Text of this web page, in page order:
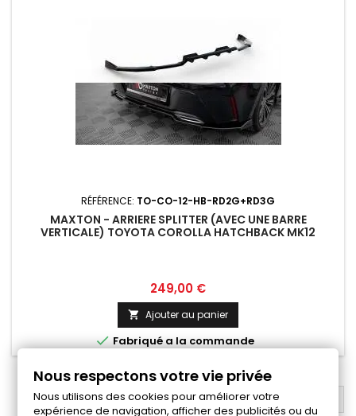
RÉFÉRENCE: TO-CO-12-HB-RD2G+RD3G
MAXTON - ARRIERE SPLITTER (AVEC UNE BARRE
VERTICALE) TOYOTA COROLLA HATCHBACK MK12
Prix
249,00 €
 Ajouter au panier
Fabriqué a la commande
RETOUR EN HAUT
Nous respectons votre vie privée
Nous utilisons des cookies pour améliorer votre
expérience de navigation, afficher des publicités ou du